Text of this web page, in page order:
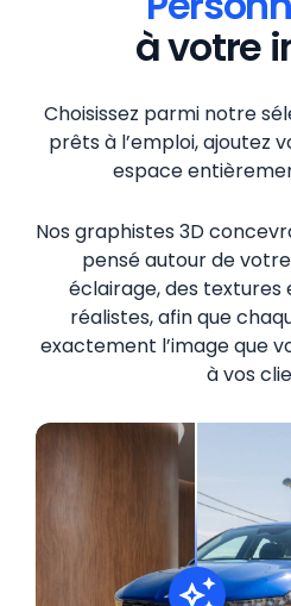
à votre
Choisissez parmi notre
prêts à l’emploi, ajoutez
espace
Nos graphistes 3D
pensé autour de
éclairage, des
réalistes, afin que
exactement l’image que
à vos